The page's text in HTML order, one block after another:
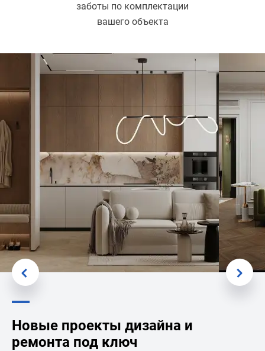
заботы по комплектации
вашего объекта
Новые проекты дизайна и
ремонта под ключ